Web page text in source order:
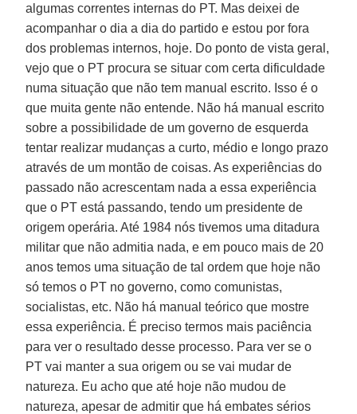
algumas correntes internas do PT. Mas deixei de
acompanhar o dia a dia do partido e estou por fora
dos problemas internos, hoje. Do ponto de vista geral,
vejo que o PT procura se situar com certa dificuldade
numa situação que não tem manual escrito. Isso é o
que muita gente não entende. Não há manual escrito
sobre a possibilidade de um governo de esquerda
tentar realizar mudanças a curto, médio e longo prazo
através de um montão de coisas. As experiências do
passado não acrescentam nada a essa experiência
que o PT está passando, tendo um presidente de
origem operária. Até 1984 nós tivemos uma ditadura
militar que não admitia nada, e em pouco mais de 20
anos temos uma situação de tal ordem que hoje não
só temos o PT no governo, como comunistas,
socialistas, etc. Não há manual teórico que mostre
essa experiência. É preciso termos mais paciência
para ver o resultado desse processo. Para ver se o
PT vai manter a sua origem ou se vai mudar de
natureza. Eu acho que até hoje não mudou de
natureza, apesar de admitir que há embates sérios